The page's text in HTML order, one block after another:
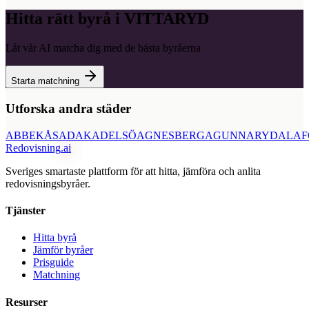
Hitta rätt byrå i VITTARYD
Låt vår AI matcha dig med de bästa byråerna
Starta matchning
Utforska andra städer
ABBEKÅSADAKADELSÖAGNESBERGAGUNNARYD
Redovisning.ai
Sveriges smartaste plattform för att hitta, jämföra och anlita
redovisningsbyråer.
Tjänster
Hitta byrå
Jämför byråer
Prisguide
Matchning
Resurser